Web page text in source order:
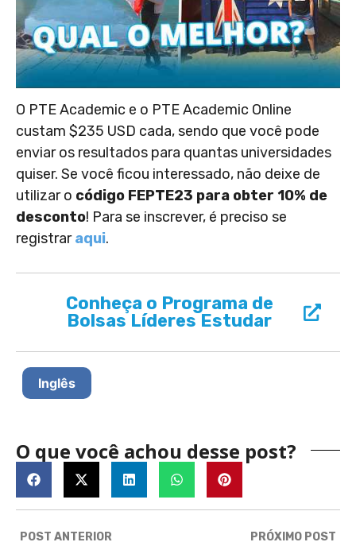
O PTE Academic e o PTE Academic Online
custam $235 USD cada, sendo que você pode
enviar os resultados para quantas universidades
quiser. Se você ficou interessado, não deixe de
utilizar o código FEPTE23 para obter 10% de
desconto! Para se inscrever, é preciso se
registraraqui.
Conheça o Programa de
Bolsas Líderes Estudar
Inglês
O que você achou desse post?
POST ANTERIOR PRÓXIMO POST